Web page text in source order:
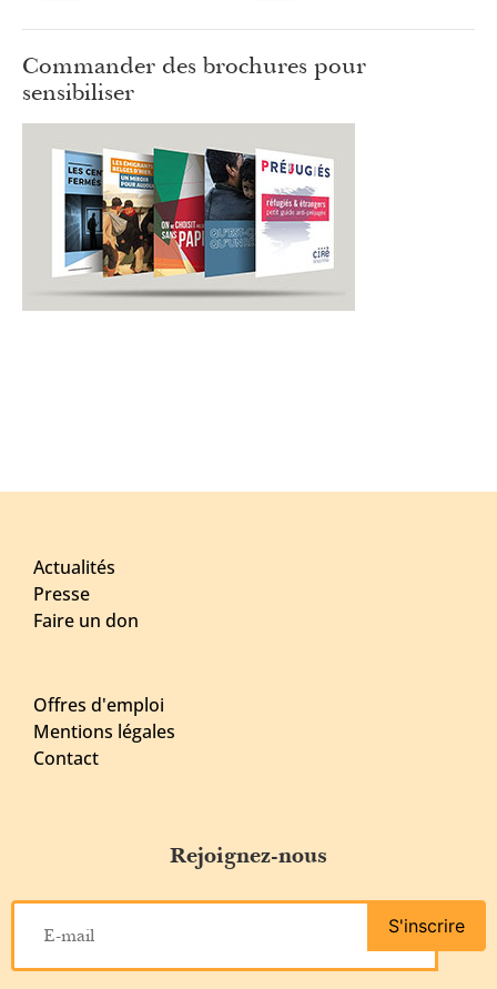
Commander des brochures pour
sensibiliser
Actualités
Presse
Faire un don
Offres d'emploi
Mentions légales
Contact
Rejoignez-nous
S'inscrire